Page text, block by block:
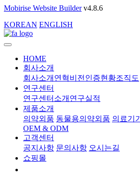
Mobirise Website Builderv4.8.6
KOREAN ENGLISH
HOME
회사소개
회사소개 연혁비전 인증현황조직도
연구센터
연구센터소개 연구실적
제품소개
의약외품 동물용의약외품 의료기기
OEM & ODM
고객센터
공지사항 문의사항 오시는길
쇼핑몰